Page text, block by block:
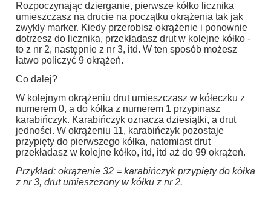
Rozpoczynając dzierganie, pierwsze kółko licznika
umieszczasz na drucie na początku okrążenia tak jak
zwykły marker. Kiedy przerobisz okrążenie i ponownie
dotrzesz do licznika, przekładasz drut w kolejne kółko -
to z nr 2, następnie z nr 3, itd. W ten sposób możesz
łatwo policzyć 9 okrążeń.
Co dalej?
W kolejnym okrążeniu drut umieszczasz w kółeczku z
numerem 0, a do kółka z numerem 1 przypinasz
karabińczyk. Karabińczyk oznacza dziesiątki, a drut
jedności. W okrążeniu 11, karabińczyk pozostaje
przypięty do pierwszego kółka, natomiast drut
przekładasz w kolejne kółko, itd, itd aż do 99 okrążeń.
Przykład: okrążenie 32 = karabińczyk przypięty do kółka
z nr 3, drut umieszczony w kółku z nr 2.